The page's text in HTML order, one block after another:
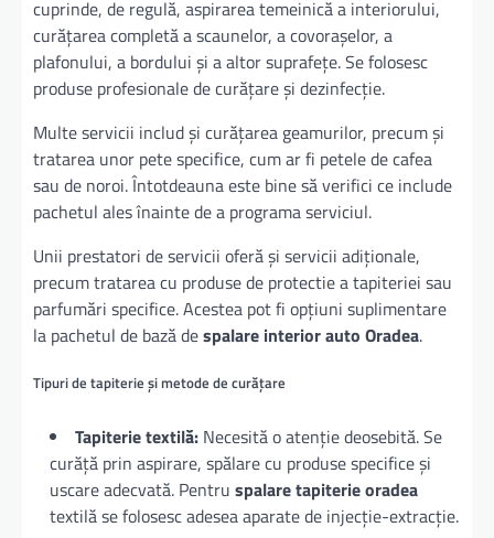
cuprinde, de regulă, aspirarea temeinică a interiorului,
curățarea completă a scaunelor, a covorașelor, a
plafonului, a bordului și a altor suprafețe. Se folosesc
produse profesionale de curățare și dezinfecție.
Multe servicii includ și curățarea geamurilor, precum și
tratarea unor pete specifice, cum ar fi petele de cafea
sau de noroi. Întotdeauna este bine să verifici ce include
pachetul ales înainte de a programa serviciul.
Unii prestatori de servicii oferă și servicii adiționale,
precum tratarea cu produse de protectie a tapiteriei sau
parfumări specifice. Acestea pot fi opțiuni suplimentare
la pachetul de bază despalare interior auto Oradea.
Tipuri de tapiterie și metode de curățare
Tapiterie textilă: Necesită o atenție deosebită. Se
curăță prin aspirare, spălare cu produse specifice și
uscare adecvată. Pentru spalare tapiterie oradea
textilă se folosesc adesea aparate de injecție-extracție.